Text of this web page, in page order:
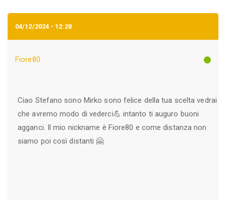
04/12/2024 - 12:28
Fiore80
Ciao Stefano sono Mirko sono felice della tua scelta vedrai
che avremo modo di vederci💪 intanto ti auguro buoni
agganci. Il mio nickname è Fiore80 e come distanza non
siamo poi così distanti 🤗